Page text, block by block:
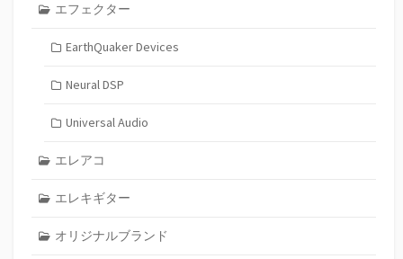
エフェクター
EarthQuaker Devices
Neural DSP
Universal Audio
エレアコ
エレキギター
オリジナルブランド